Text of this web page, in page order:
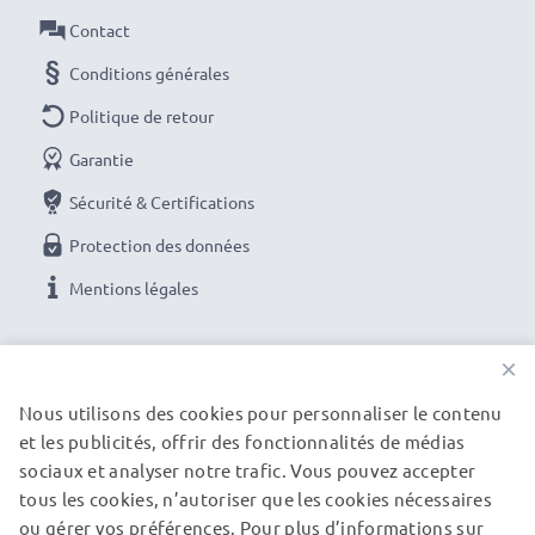
✔ Filtre de protection / verre de protection devant
l'objectif
✔ Empêche les chocs, les gouttes, la pluie, la
poussière ou les éclats de pierre d'endommager la
Notez la compatibilité
✔ Comparez la désignation de votre objectif avec nos
✔ Ce jeu de filtres s'adapte à tous les objectifs
40.5mm
Filtre de protection UV CELLONIC
Couleur : filtre photo de couleur neutre, verre
Contact
Conditions générales
Politique de retour
Garantie
Sécurité & Certifications
Protection des données
Mentions légales
NOS PARTENAIRES DE LIVRAISON
×
Nous utilisons des cookies pour personnaliser le contenu
et les publicités, offrir des fonctionnalités de médias
sociaux et analyser notre trafic. Vous pouvez accepter
tous les cookies, n’autoriser que les cookies nécessaires
ou gérer vos préférences. Pour plus d’informations sur